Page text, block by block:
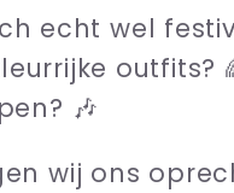
echt wel
outfits?
🎶
wij ons